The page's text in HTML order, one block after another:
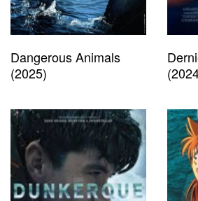
Dangerous Animals
(2025)